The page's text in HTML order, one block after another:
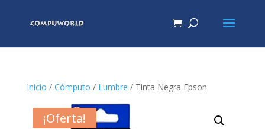
Inicio / Cómputo / Lumbre / Tinta Negra Epson
¡Oferta!